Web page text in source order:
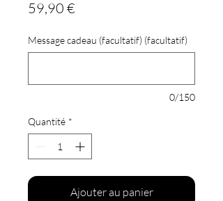
59,90 €
Message cadeau (facultatif) (facultatif)
0/150
Quantité *
Ajouter au panier